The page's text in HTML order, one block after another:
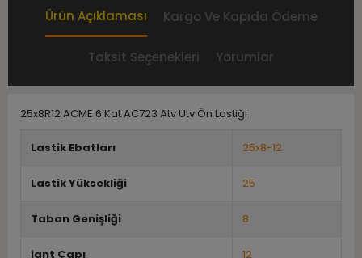
Ürün Açıklaması Kargo Ve Kapıda Ödeme
Taksit Seçenekleri Yorumlar
25x8R12 ACME 6 Kat AC723 Atv Utv Ön Lastiği
Lastik Ebatları 25x8-12
Lastik Yüksekliği 25
Taban Genişliği 8
jant Çapı 12